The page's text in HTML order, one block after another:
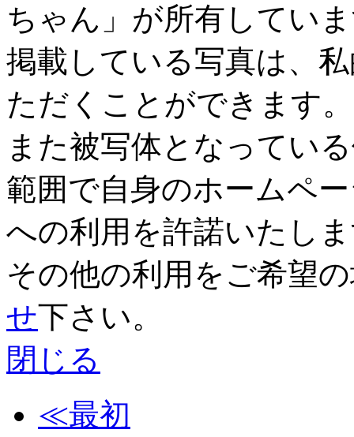
ちゃん」が所有してい
掲載している写真は、
ただくことができます。
また被写体となってい
範囲で自身のホームペ
への利用を許諾いたし
その他の利用をご希望
せ下さい。
閉じる
≪最初